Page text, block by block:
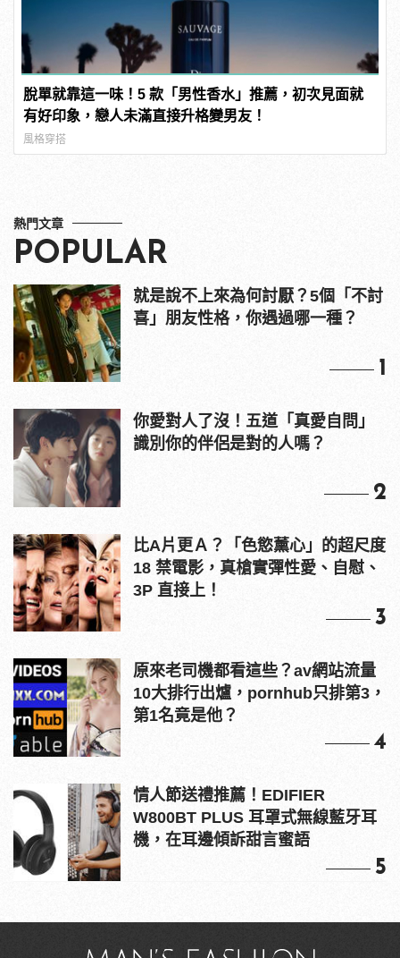
脫單就靠這一味！5 款「男性香水」推薦，初次見面就
有好印象，戀人未滿直接升格變男友！
風格穿搭
熱門文章
POPULAR
就是說不上來為何討厭？5個「不討
喜」朋友性格，你遇過哪一種？
1
你愛對人了沒！五道「真愛自問」
識別你的伴侶是對的人嗎？
2
比A片更Ａ？「色慾薰心」的超尺度
18 禁電影，真槍實彈性愛、自慰、
3P 直接上！
3
原來老司機都看這些？av網站流量
10大排行出爐，pornhub只排第3，
第1名竟是他？
4
情人節送禮推薦！EDIFIER
W800BT PLUS 耳罩式無線藍牙耳
機，在耳邊傾訴甜言蜜語
5